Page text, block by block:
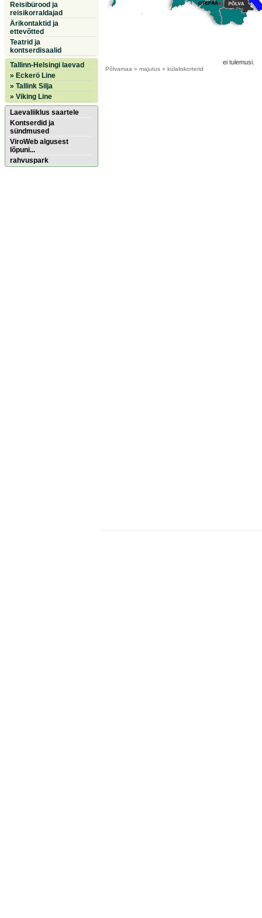
Reisibürood ja
reisikorraldajad
Ärikontaktid ja
ettevõtted
Teatrid ja
kontserdisaalid
Tallinn-Helsingi laevad
» Eckerö Line
» Tallink Silja
» Viking Line
Laevaliiklus saartele
Kontserdid ja
sündmused
ViroWeb algusest
lõpuni...
rahvuspark
ei tulemusi.
Põlvamaa » majutus » külaliskorterid